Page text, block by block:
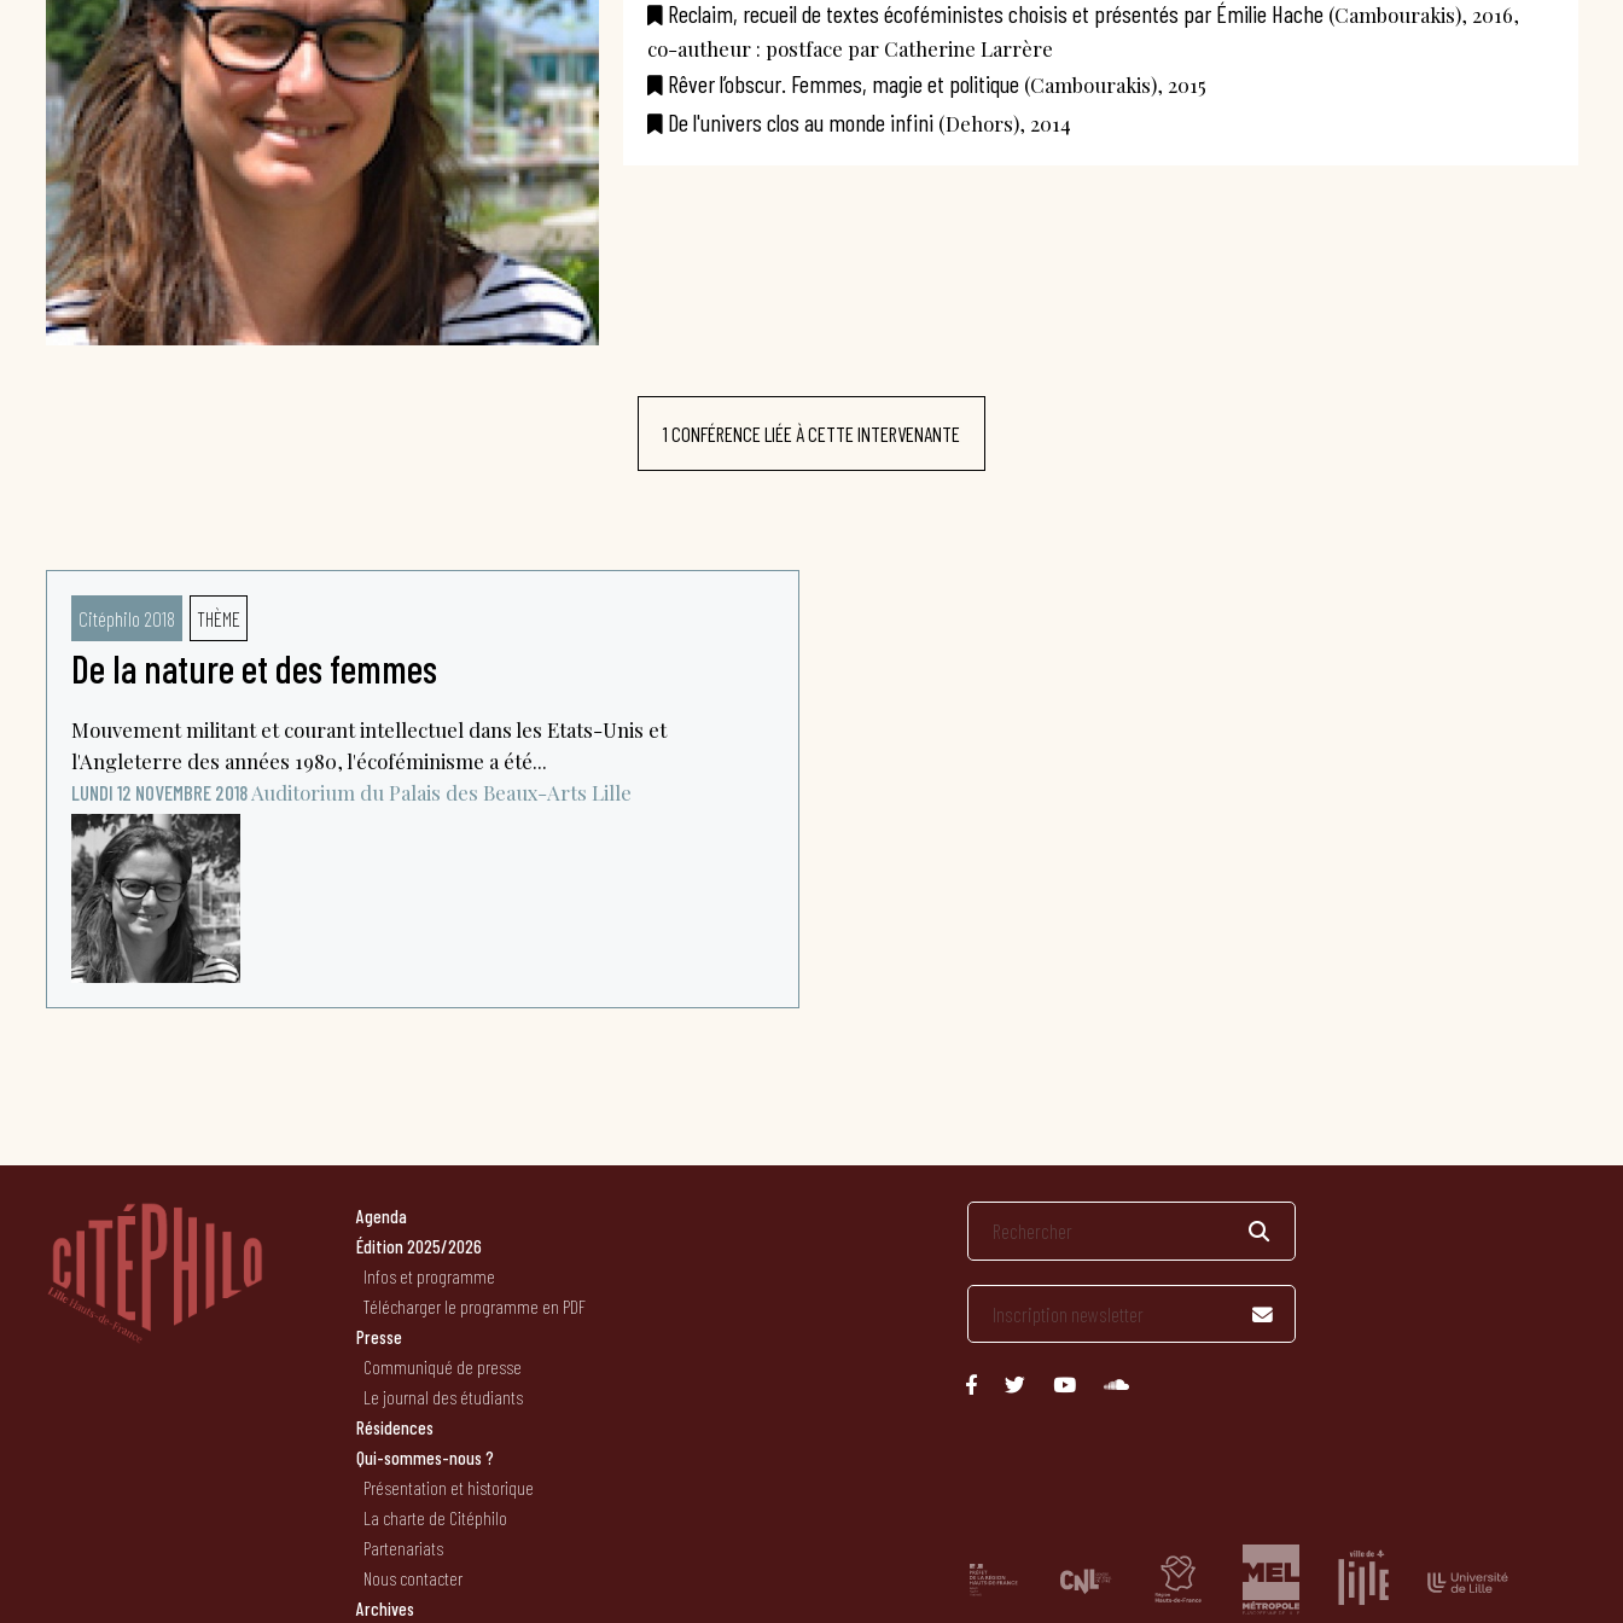
Reclaim, recueil de textes écoféministes choisis et présentés par Émilie Hache (Cambourakis), 2016,
co-autheur : postface par Catherine Larrère
Rêver l’obscur. Femmes, magie et politique (Cambourakis), 2015
De l'univers clos au monde infini (Dehors), 2014
1 CONFÉRENCE LIÉE À CETTE INTERVENANTE
Citéphilo 2018 THÈME
De la nature et des femmes
Mouvement militant et courant intellectuel dans les Etats-Unis et
l'Angleterre des années 1980, l'écoféminisme a été...
LUNDI 12 NOVEMBRE 2018 Auditorium du Palais des Beaux-Arts Lille
Agenda
Édition 2025/2026
Infos et programme
Télécharger le programme en PDF
Presse
Communiqué de presse
Le journal des étudiants
Résidences
Qui-sommes-nous ?
Présentation et historique
La charte de Citéphilo
Partenariats
Nous contacter
Archives